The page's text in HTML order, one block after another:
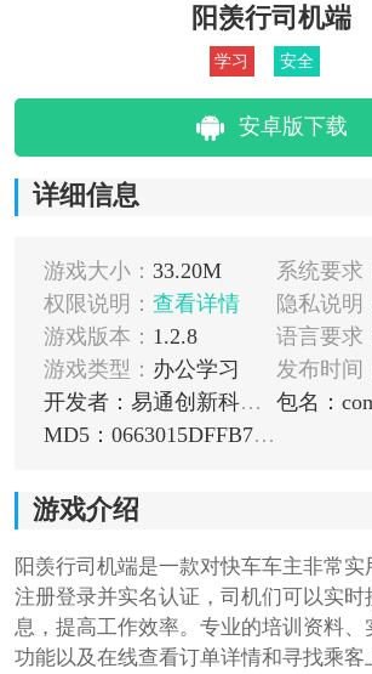
阳羡行司机端
学习 安全
安卓版下载
详细信息
游戏大小： 33.20M 系统要求
权限说明： 查看详情 隐私说明
游戏版本： 1.2.8 语言要求
游戏类型： 办公学习 发布时间
开发者：易通创新科技(大连)有限公司
MD5：0663015DFFB75576B0D723B6F954E811
游戏介绍
阳羡行司机端是一款对快车车主非常实
注册登录并实名认证，司机们可以实时
息，提高工作效率。专业的培训资料、
功能以及在线查看订单详情和寻找乘客